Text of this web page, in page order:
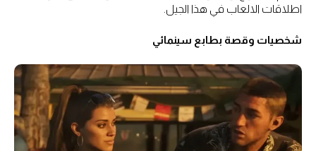
اطلاقات الالعاب في هذا الجيل.
شخصيات وقصة بطابع سينمائي